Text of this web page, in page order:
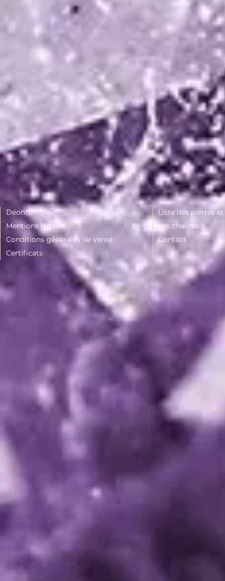
Déontologie
Mentions légales
Conditions générales de vente
Certificats
Liste des pierres
Les chakras
Contact